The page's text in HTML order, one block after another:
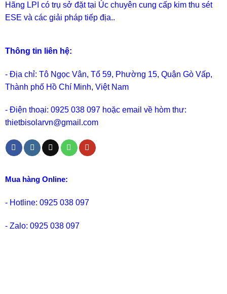
Hãng LPI có trụ sở đặt tại Úc chuyên cung cấp kim thu sét
ESE và các giải pháp tiếp địa..
Thông tin liên hệ:
- Địa chỉ: Tô Ngọc Vân, Tổ 59, Phường 15, Quận Gò Vấp,
Thành phố Hồ Chí Minh, Việt Nam
- Điện thoại: 0925 038 097 hoặc email về hòm thư:
thietbisolarvn@gmail.com
Mua hàng Online:
- Hotline: 0925 038 097
- Zalo: 0925 038 097